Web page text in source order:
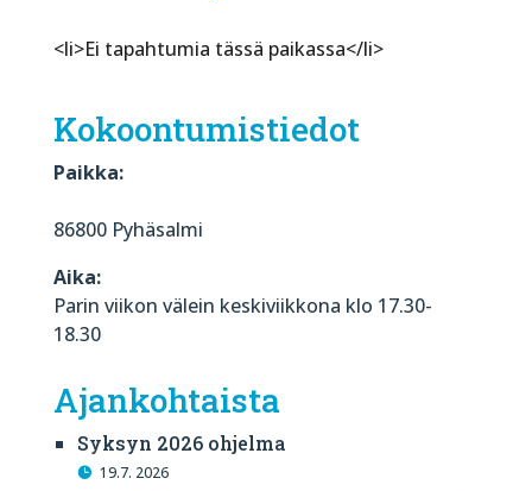
<li>Ei tapahtumia tässä paikassa</li>
Kokoontumistiedot
Paikka:
86800 Pyhäsalmi
Aika:
Parin viikon välein keskiviikkona klo 17.30-
18.30
Ajankohtaista
Syksyn 2026 ohjelma
19.7. 2026